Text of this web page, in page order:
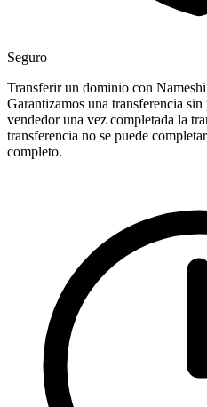
Seguro
Transferir un dominio con
Garantizamos una transferencia
vendedor una vez completada la
transferencia no se puede
completo.